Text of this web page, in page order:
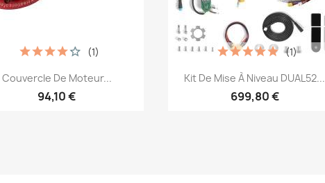
Aperçu rapide
Couvercle De Moteur...
94,10 €
(1)
Aperçu rapide
Kit De Mise À Niveau DUAL52...
699,80 €
(1)